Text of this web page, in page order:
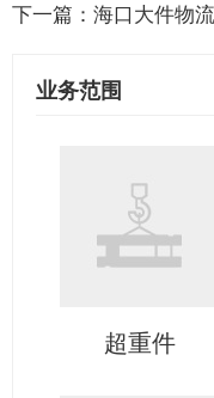
下一篇： 海口大件物
业务范围
超重件